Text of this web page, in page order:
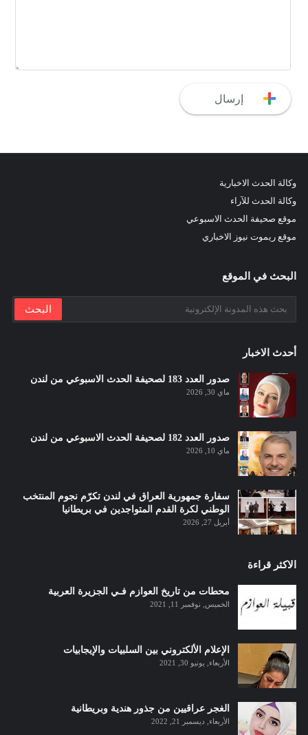
وكالة الحدث الاخبارية
وكالة الحدث للآراء
موقع صحيفة الحدث الاسبوعي
موقع ريموت نيوز الاخباري
البحث في الموقع
أحدث الاخبار
صدور العدد 183 لصحيفة الحدث الاسبوعي من لندن
ماي 30, 2026
صدور العدد 182 لصحيفة الحدث الاسبوعي من لندن
ماي 10, 2026
سفارة جمهورية العراق في لندن تكرّم نجوم المنتخب
الوطني لكرة القدم المتواجدين في بريطانيا
أبريل 27, 2026
الاكثر قراءة
محطات من تاريخ العوازم فـي الجزيرة العربية
الخميس, نوفمبر 11, 2021
الإعلام الألكتروني بين السلبيات والإيجابيات
الأربعاء, يونيو 30, 2021
الغجر عراقيين من جذور هندية وبريطانية
الأربعاء, ديسمبر 21, 2022